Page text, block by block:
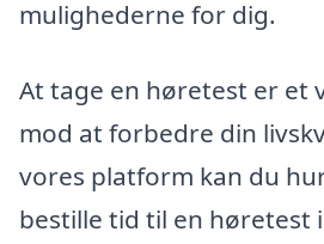
mulighederne for dig.
At tage en høretest er et
mod at forbedre din
vores platform kan du
bestille tid til en høretest